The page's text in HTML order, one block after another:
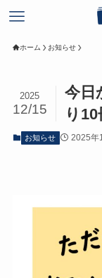
ホーム お知らせ
今日
り10
2025
12/15
お知らせ 2025年